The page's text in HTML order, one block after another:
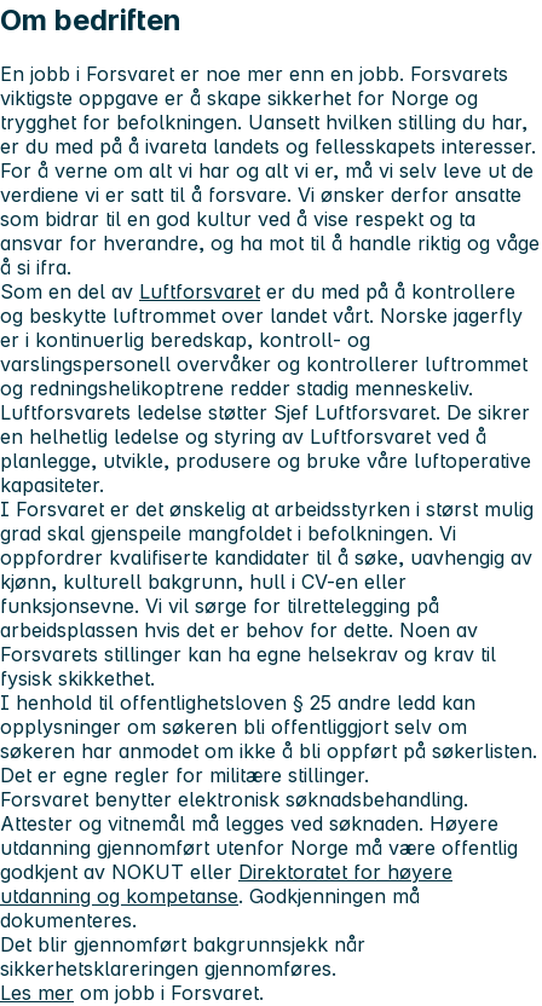
Om bedriften
En jobb i Forsvaret er noe mer enn en jobb. Forsvarets
viktigste oppgave er å skape sikkerhet for Norge og
trygghet for befolkningen. Uansett hvilken stilling du har,
er du med på å ivareta landets og fellesskapets interesser.
For å verne om alt vi har og alt vi er, må vi selv leve ut de
verdiene vi er satt til å forsvare. Vi ønsker derfor ansatte
som bidrar til en god kultur ved å vise respekt og ta
ansvar for hverandre, og ha mot til å handle riktig og våge
å si ifra.
Som en del av Luftforsvaret er du med på å kontrollere
og beskytte luftrommet over landet vårt. Norske jagerfly
er i kontinuerlig beredskap, kontroll- og
varslingspersonell overvåker og kontrollerer luftrommet
og redningshelikoptrene redder stadig menneskeliv.
Luftforsvarets ledelse støtter Sjef Luftforsvaret. De sikrer
en helhetlig ledelse og styring av Luftforsvaret ved å
planlegge, utvikle, produsere og bruke våre luftoperative
kapasiteter.
I Forsvaret er det ønskelig at arbeidsstyrken i størst mulig
grad skal gjenspeile mangfoldet i befolkningen. Vi
oppfordrer kvalifiserte kandidater til å søke, uavhengig av
kjønn, kulturell bakgrunn, hull i CV-en eller
funksjonsevne. Vi vil sørge for tilrettelegging på
arbeidsplassen hvis det er behov for dette. Noen av
Forsvarets stillinger kan ha egne helsekrav og krav til
fysisk skikkethet.
I henhold til offentlighetsloven § 25 andre ledd kan
opplysninger om søkeren bli offentliggjort selv om
søkeren har anmodet om ikke å bli oppført på søkerlisten.
Det er egne regler for militære stillinger.
Forsvaret benytter elektronisk søknadsbehandling.
Attester og vitnemål må legges ved søknaden. Høyere
utdanning gjennomført utenfor Norge må være offentlig
godkjent av NOKUT eller Direktoratet for høyere
utdanning og kompetanse. Godkjenningen må
dokumenteres.
Det blir gjennomført bakgrunnsjekk når
sikkerhetsklareringen gjennomføres.
Les mer om jobb i Forsvaret.